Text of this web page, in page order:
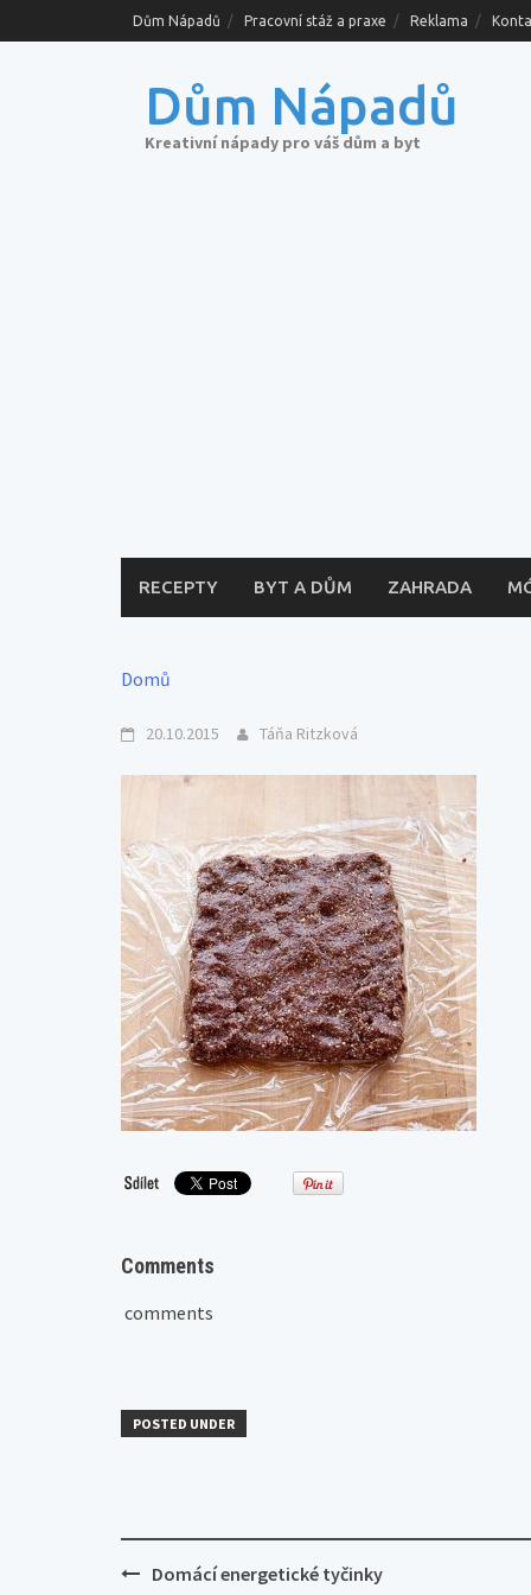
to
Dům Nápadů Pracovní stáž a praxe Reklama
Dům Nápadů
Kreativní nápady pro váš dům a byt
RECEPTY BYT A DŮM ZAHRADA
Domů
20.10.2015 Táňa Ritzková
Comments
comments
POSTED UNDER
PostDomácí energetické tyčinky